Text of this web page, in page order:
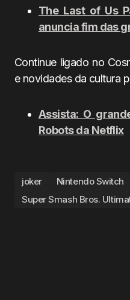
The Last of Us
anuncia fim das
Continue ligado no
e novidades da cultura
Assista: O
Robots da Netflix
joker Nintendo Switch
Super Smash Bros.